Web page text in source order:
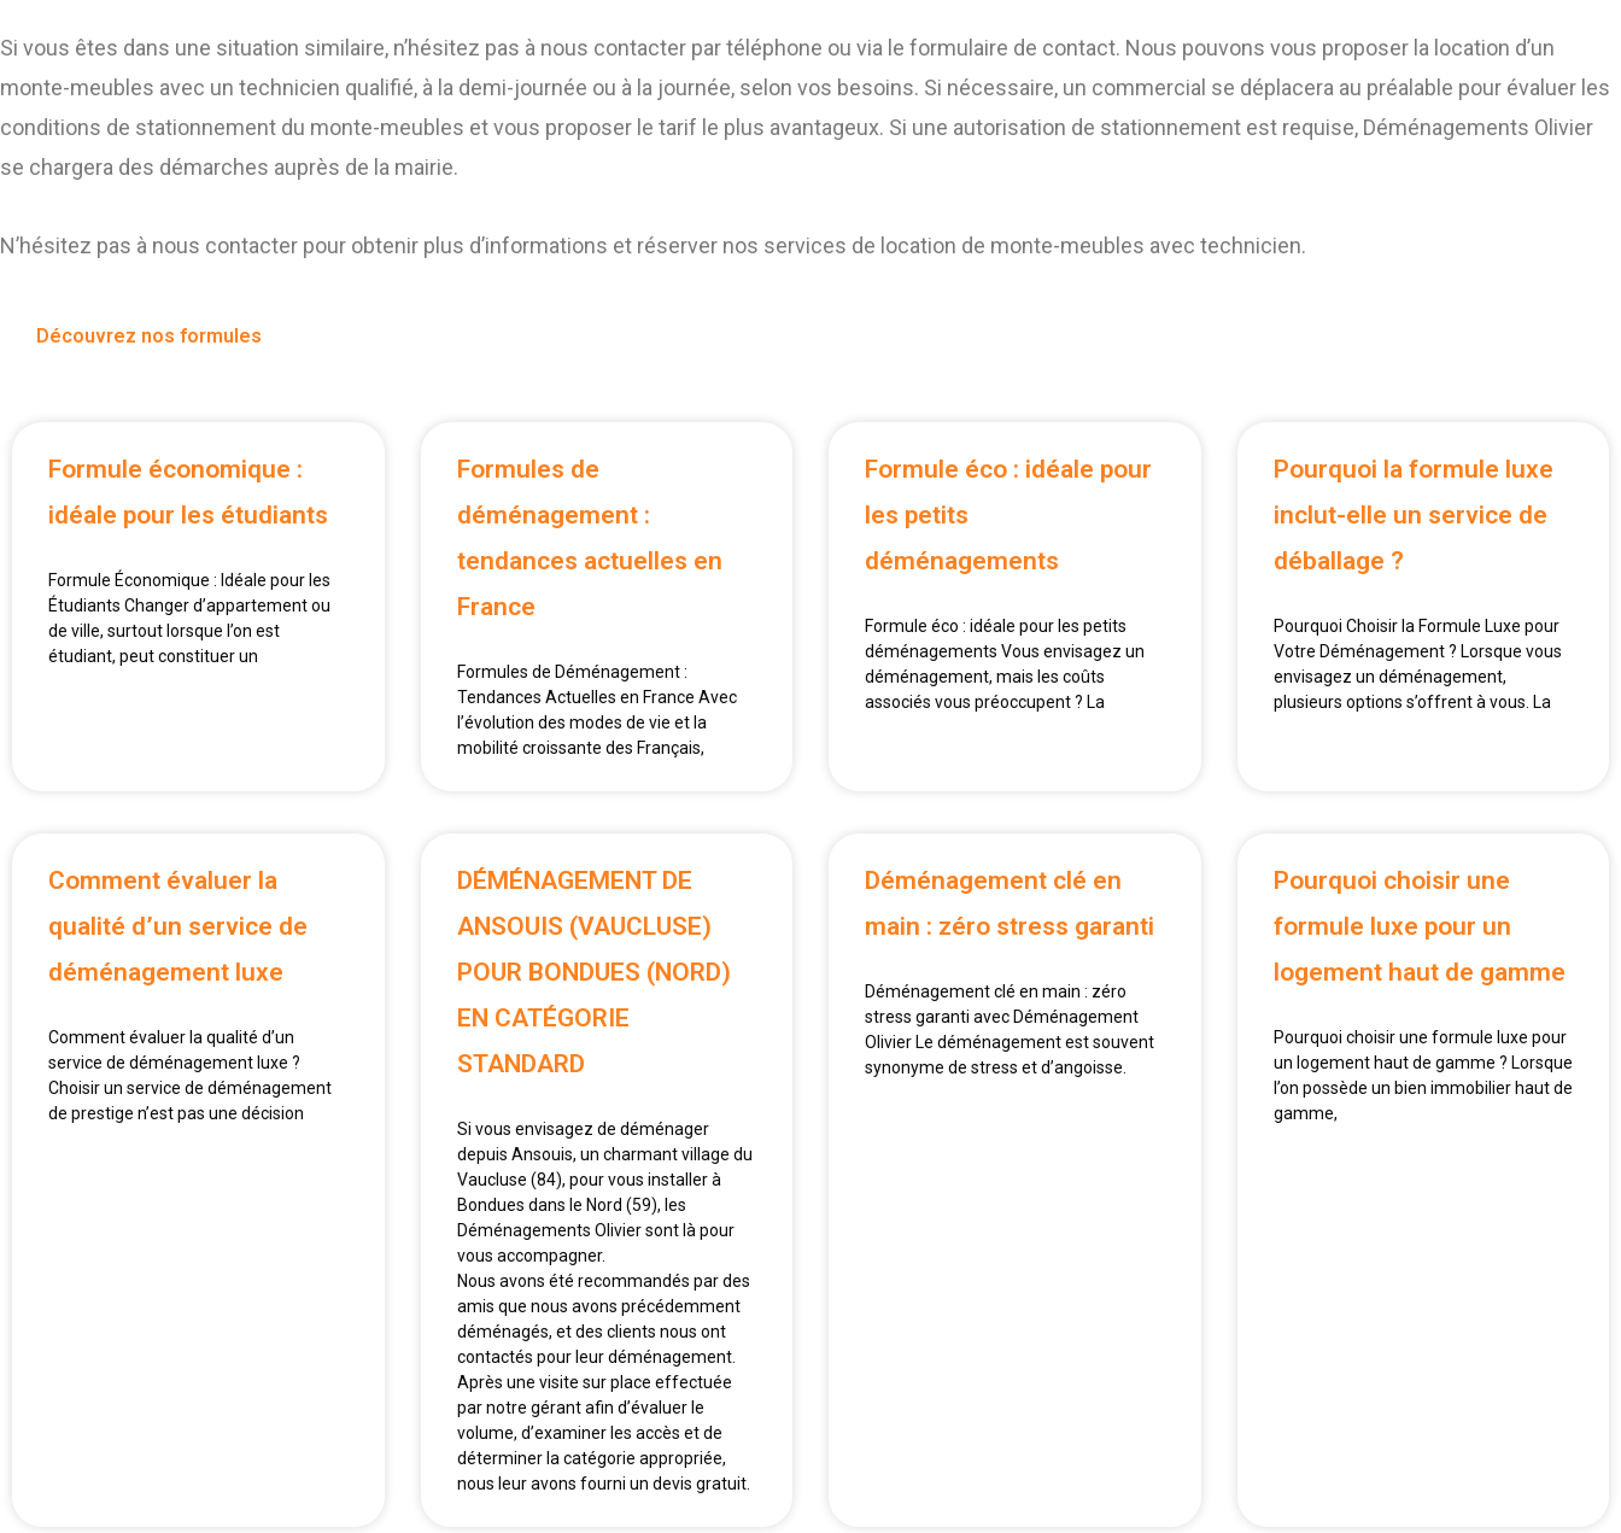
Si vous êtes dans une situation similaire, n’hésitez pas à nous contacter par téléphone ou via le formulaire de contact. Nous pouvons vous proposer la location d’un
monte-meubles avec un technicien qualifié, à la demi-journée ou à la journée, selon vos besoins. Si nécessaire, un commercial se déplacera au préalable pour évaluer les
conditions de stationnement du monte-meubles et vous proposer le tarif le plus avantageux. Si une autorisation de stationnement est requise, Déménagements Olivier
se chargera des démarches auprès de la mairie.
N’hésitez pas à nous contacter pour obtenir plus d’informations et réserver nos services de location de monte-meubles avec technicien.
Découvrez nos formules
Formule économique :
idéale pour les étudiants
Formule Économique : Idéale pour les
Étudiants Changer d’appartement ou
de ville, surtout lorsque l’on est
étudiant, peut constituer un
Formules de
déménagement :
tendances actuelles en
France
Formules de Déménagement :
Tendances Actuelles en France Avec
l’évolution des modes de vie et la
mobilité croissante des Français,
Formule éco : idéale pour
les petits
déménagements
Formule éco : idéale pour les petits
déménagements Vous envisagez un
déménagement, mais les coûts
associés vous préoccupent ? La
Pourquoi la formule luxe
inclut-elle un service de
déballage ?
Pourquoi Choisir la Formule Luxe pour
Votre Déménagement ? Lorsque vous
envisagez un déménagement,
plusieurs options s’offrent à vous. La
Comment évaluer la
qualité d’un service de
déménagement luxe
Comment évaluer la qualité d’un
service de déménagement luxe ?
Choisir un service de déménagement
de prestige n’est pas une décision
DÉMÉNAGEMENT DE
ANSOUIS (VAUCLUSE)
POUR BONDUES (NORD)
EN CATÉGORIE
STANDARD
Si vous envisagez de déménager
depuis Ansouis, un charmant village du
Vaucluse (84), pour vous installer à
Bondues dans le Nord (59), les
Déménagements Olivier sont là pour
vous accompagner.
Nous avons été recommandés par des
amis que nous avons précédemment
déménagés, et des clients nous ont
contactés pour leur déménagement.
Après une visite sur place effectuée
par notre gérant afin d’évaluer le
volume, d’examiner les accès et de
déterminer la catégorie appropriée,
nous leur avons fourni un devis gratuit.
Déménagement clé en
main : zéro stress garanti
Déménagement clé en main : zéro
stress garanti avec Déménagement
Olivier Le déménagement est souvent
synonyme de stress et d’angoisse.
Pourquoi choisir une
formule luxe pour un
logement haut de gamme
Pourquoi choisir une formule luxe pour
un logement haut de gamme ? Lorsque
l’on possède un bien immobilier haut de
gamme,